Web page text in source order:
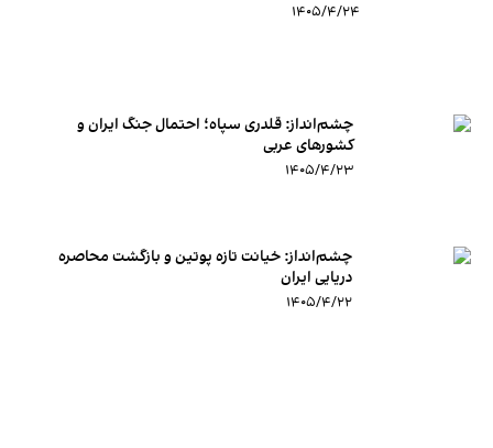
۱۴۰۵/۴/۲۴
چشم‌انداز:‌ قلدری سپاه؛ احتمال جنگ ایران و
کشورهای عربی
۱۴۰۵/۴/۲۳
چشم‌انداز: خیانت تازه پوتین و بازگشت محاصره
دریایی ایران
۱۴۰۵/۴/۲۲